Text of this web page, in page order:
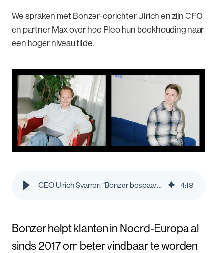
We spraken met Bonzer-oprichter Ulrich en zijn CFO
en partner Max over hoe Pleo hun boekhouding naar
een hoger niveau tilde.
CEO Ulrich Svarrer: “Bonzer bespaart dankzij Pleo zo’n 1,350 euro per maand” 4:18
Bonzer helpt klanten in Noord-Europa al
sinds 2017 om beter vindbaar te worden